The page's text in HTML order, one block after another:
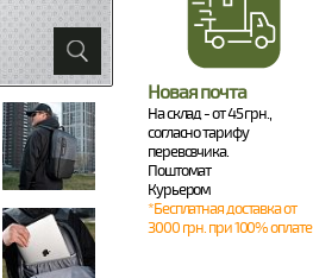
Новая почта
На склад - от 45 грн.,
согласно тарифу
перевозчика.
Поштомат
Курьером
*Бесплатная доставка от
3000 грн. при 100% оплате